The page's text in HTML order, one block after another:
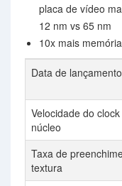
placa de vídeo
12 nm vs 65 nm
10x mais
Data de lançamento
Velocidade do
núcleo
Taxa de
textura